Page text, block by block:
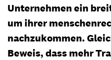
Unternehmen ein
um ihrer
nachzukommen.
Beweis, dass mehr